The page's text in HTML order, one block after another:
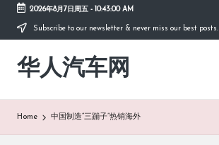
Skip
content
2026年8月7日周五- 10:43:01 AM
Subscribe to our newsletter & never miss our best posts.
华人汽车网
Home 中国制造“三蹦子”热销海外